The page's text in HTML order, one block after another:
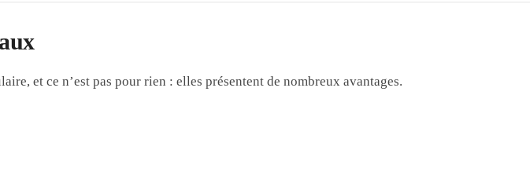
et ce n’est pas pour rien : elles présentent de nombreux avantages.